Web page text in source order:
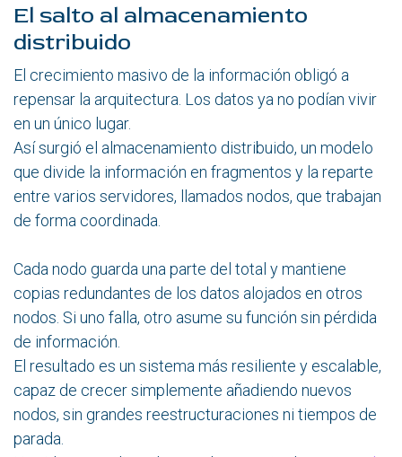
El salto al almacenamiento
distribuido
El crecimiento masivo de la información obligó a
repensar la arquitectura. Los datos ya no podían vivir
en un único lugar.
Así surgió el almacenamiento distribuido, un modelo
que divide la información en fragmentos y la reparte
entre varios servidores, llamados nodos, que trabajan
de forma coordinada.
Cada nodo guarda una parte del total y mantiene
copias redundantes de los datos alojados en otros
nodos. Si uno falla, otro asume su función sin pérdida
de información.
El resultado es un sistema más resiliente y escalable,
capaz de crecer simplemente añadiendo nuevos
nodos, sin grandes reestructuraciones ni tiempos de
parada.